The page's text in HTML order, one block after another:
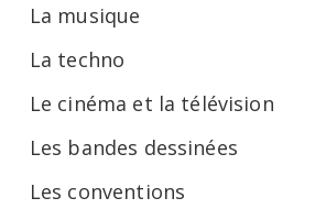
La musique
La techno
Le cinéma et la télévision
Les bandes dessinées
Les conventions